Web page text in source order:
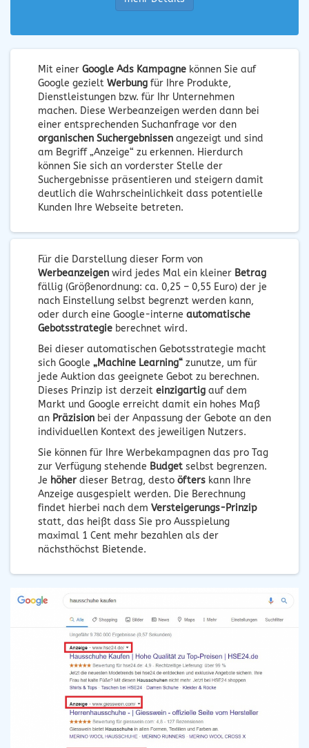
Mit einer Google Ads Kampagne können Sie auf
Google gezielt Werbung für Ihre Produkte,
Dienstleistungen bzw. für Ihr Unternehmen
machen. Diese Werbeanzeigen werden dann bei
einer entsprechenden Suchanfrage vor den
organischen Suchergebnissen angezeigt und sind
am Begriff „Anzeige“ zu erkennen. Hierdurch
können Sie sich an vorderster Stelle der
Suchergebnisse präsentieren und steigern damit
deutlich die Wahrscheinlichkeit dass potentielle
Kunden Ihre Webseite betreten.
Für die Darstellung dieser Form von
Werbeanzeigen wird jedes Mal ein kleiner Betrag
fällig (Größenordnung: ca. 0,25 – 0,55 Euro) der je
nach Einstellung selbst begrenzt werden kann,
oder durch eine Google-interne automatische
Gebotsstrategie berechnet wird.
Bei dieser automatischen Gebotsstrategie macht
sich Google „Machine Learning“ zunutze, um für
jede Auktion das geeignete Gebot zu berechnen.
Dieses Prinzip ist derzeit einzigartig auf dem
Markt und Google erreicht damit ein hohes Maß
an Präzision bei der Anpassung der Gebote an den
individuellen Kontext des jeweiligen Nutzers.
Sie können für Ihre Werbekampagnen das pro Tag
zur Verfügung stehende Budget selbst begrenzen.
Je höher dieser Betrag, desto öfters kann Ihre
Anzeige ausgespielt werden. Die Berechnung
findet hierbei nach dem Versteigerungs-Prinzip
statt, das heißt dass Sie pro Ausspielung
maximal 1 Cent mehr bezahlen als der
nächsthöchst Bietende.